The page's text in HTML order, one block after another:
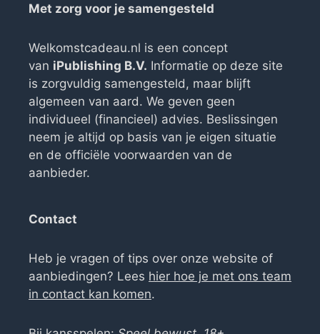
Met zorg voor je samengesteld
Welkomstcadeau.nl is een concept
van iPublishing B.V. Informatie op deze site
is zorgvuldig samengesteld, maar blijft
algemeen van aard. We geven geen
individueel (financieel) advies. Beslissingen
neem je altijd op basis van je eigen situatie
en de officiële voorwaarden van de
aanbieder.
Contact
Heb je vragen of tips over onze website of
aanbiedingen? Lees hier hoe je met ons team
in contact kan komen.